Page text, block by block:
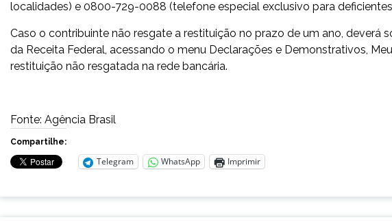
localidades) e 0800-729-0088 (telefone especial exclusivo para
Caso o contribuinte não resgate a restituição no prazo de um ano, deverá
da Receita Federal, acessando o menu Declarações e Demonstrativos,
restituição não resgatada na rede bancária.
Fonte: Agência Brasil
Compartilhe:
Telegram WhatsApp Imprimir